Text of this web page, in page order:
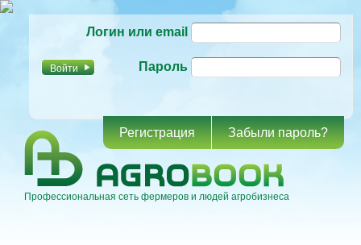
основному
Логин или email
Пароль
Регистрация Забыли пароль?
Профессиональная сеть фермеров и людей агробизнеса